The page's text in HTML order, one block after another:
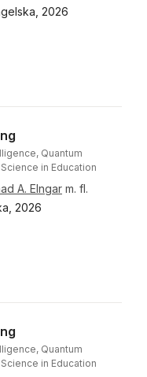
2026
Quantum
in Education
A. Elngar m. fl.
2026
Quantum
in Education